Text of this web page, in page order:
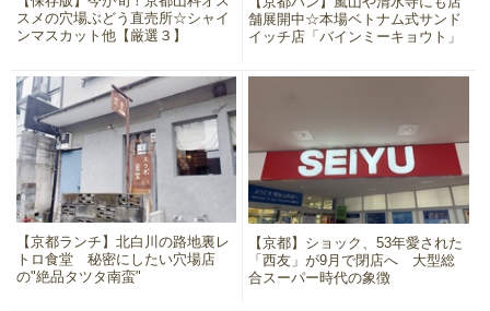
スメの穴場ぶどう直売所☆シャイ
ンマスカット他【厳選３】
舗展開中☆本場ベトナム式サンド
イッチ店「バインミーキョウト」
【京都ランチ】北白川の路地裏レ
トロ食堂 秘密にしたい穴場店
の"絶品タツタ南蛮"
【京都】ショック、53年愛された
「西友」が9月で閉店へ 大型総
合スーパー時代の象徴